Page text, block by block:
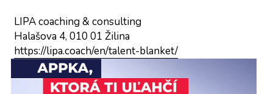
LIPA coaching & consulting
Halašova 4, 010 01 Žilina
https://lipa.coach/en/talent-blanket/